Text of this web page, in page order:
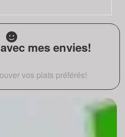
mes envies!
vos plats préférés!